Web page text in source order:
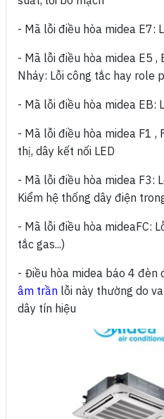
- Mã lỗi điều hòa midea E7:
- Mã lỗi điều hòa midea E5 ,
Nháy: Lỗi công tắc hay role
- Mã lỗi điều hòa midea EB:
- Mã lỗi điều hòa midea F1 ,
thị, dây kết nối LED
- Mã lỗi điều hòa midea F3:
Kiểm hệ thống dây điện
- Mã lỗi điều hòa mideaFC:
tắc gas...)
- Điều hòa midea báo 4 đèn
âm trần lỗi này thường do
dây tín hiệu